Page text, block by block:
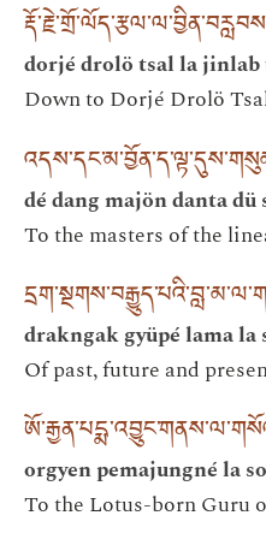
dorjé drolö tsal la jinlab
Down to Dorjé Drolö
dé dang majön danta dü
To the masters of the
drakngak gyüpé lama la
Of past, future and
orgyen pemajungné la
To the Lotus-born Guru